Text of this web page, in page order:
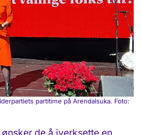
partitime på Arendalsuka. Foto:
de å iverksette en